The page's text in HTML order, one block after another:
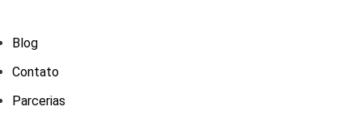
Blog
Contato
Parcerias